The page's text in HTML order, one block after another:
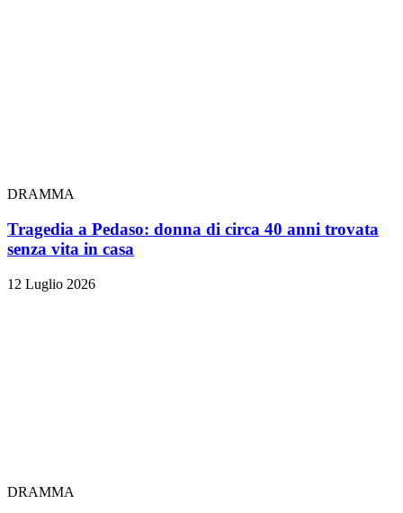
DRAMMA
Tragedia a Pedaso: donna di circa 40 anni trovata
senza vita in casa
12 Luglio 2026
DRAMMA